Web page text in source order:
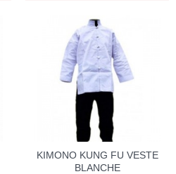
KIMONO KUNG FU VESTE
BLANCHE